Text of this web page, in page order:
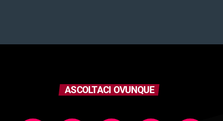
ASCOLTACI OVUNQUE